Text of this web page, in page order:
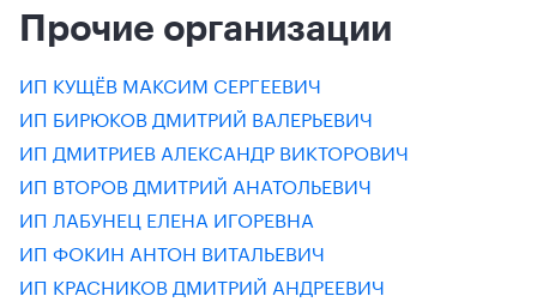
Прочие организации
ИП КУЩЁВ МАКСИМ СЕРГЕЕВИЧ
ИП БИРЮКОВ ДМИТРИЙ ВАЛЕРЬЕВИЧ
ИП ДМИТРИЕВ АЛЕКСАНДР ВИКТОРОВИЧ
ИП ВТОРОВ ДМИТРИЙ АНАТОЛЬЕВИЧ
ИП ЛАБУНЕЦ ЕЛЕНА ИГОРЕВНА
ИП ФОКИН АНТОН ВИТАЛЬЕВИЧ
ИП КРАСНИКОВ ДМИТРИЙ АНДРЕЕВИЧ